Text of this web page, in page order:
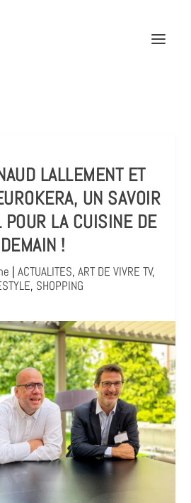
LALLEMENT ET
UN SAVOIR
POUR LA CUISINE DE
DEMAIN !
| ACTUALITES, ART DE VIVRE TV,
, SHOPPING